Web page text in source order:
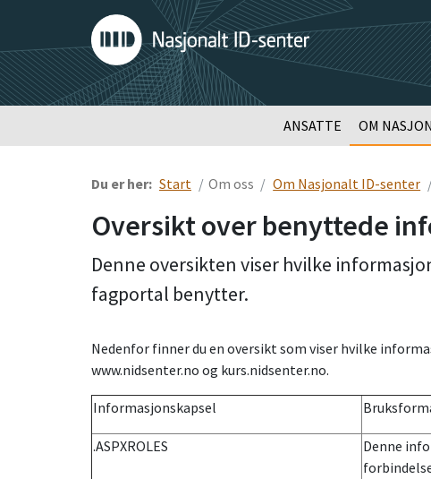
ANSATTE OM
Du er her: Start Om oss Om Nasjonalt ID-senter
Oversikt over benyttede
Denne oversikten viser hvilke
fagportal benytter.
Nedenfor finner du en oversikt som viser hvilke
www.nidsenter.no og kurs.nidsenter.no.
Informasjonskapsel
.ASPXROLES
Denne